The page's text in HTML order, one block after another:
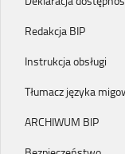
Redakcja BIP
Instrukcja obsługi
Tłumacz języka
ARCHIWUM BIP